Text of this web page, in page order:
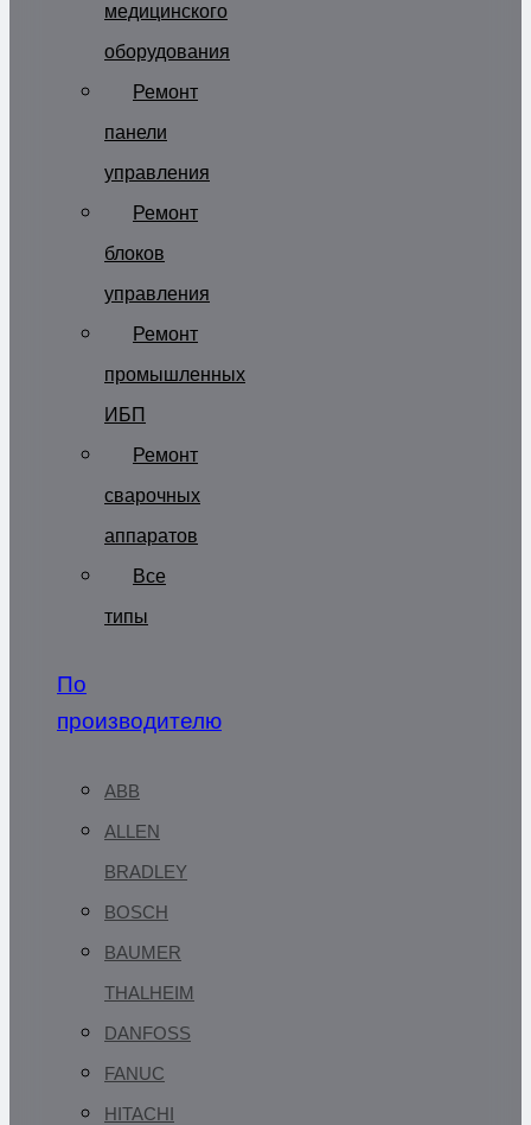
медицинского
оборудования
Ремонт
панели
управления
Ремонт
блоков
управления
Ремонт
промышленных
ИБП
Ремонт
сварочных
аппаратов
Все
типы
По
производителю
ABB
ALLEN
BRADLEY
BOSCH
BAUMER
THALHEIM
DANFOSS
FANUC
HITACHI